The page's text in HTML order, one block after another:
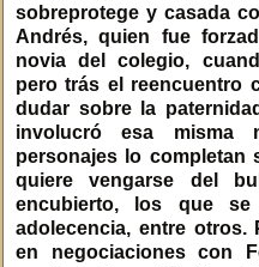
sobreprotege y casada
Andrés, quien fue
novia del colegio,
pero trás el reencuentro
dudar sobre la
involucró esa misma
personajes lo completan
quiere vengarse del
encubierto, los que
adolecencia, entre otros.
en negociaciones con